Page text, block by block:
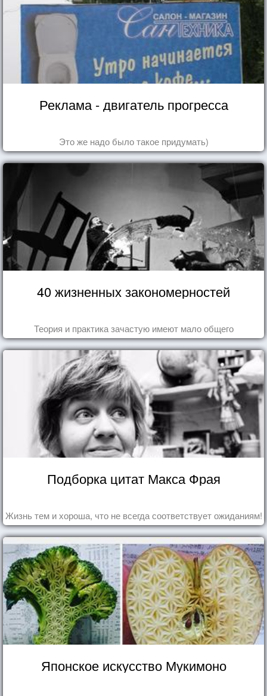
Реклама - двигатель прогресса
Это же надо было такое придумать)
40 жизненных закономерностей
Теория и практика зачастую имеют мало общего
Подборка цитат Макса Фрая
Жизнь тем и хороша, что не всегда соответствует ожиданиям!
Японское искусство Мукимоно